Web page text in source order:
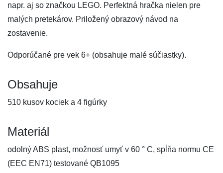
napr. aj so značkou LEGO. Perfektná hračka nielen pre
malých pretekárov. Priložený obrazový návod na
zostavenie.
Odporúčané pre vek 6+ (obsahuje malé súčiastky).
Obsahuje
510 kusov kociek a 4 figúrky
Materiál
odolný ABS plast, možnosť umyť v 60 ° C, spĺňa normu CE
(EEC EN71) testované QB1095